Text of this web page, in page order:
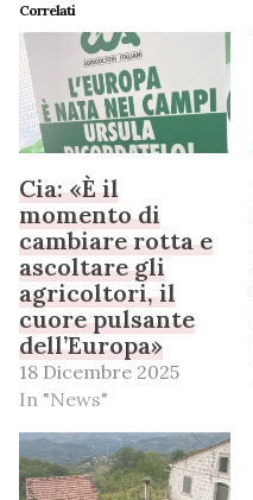
Correlati
Cia: «È il
momento di
cambiare rotta e
ascoltare gli
agricoltori, il
cuore pulsante
dell’Europa»
18 Dicembre 2025
In "News"